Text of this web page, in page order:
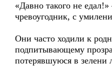
«Давно такого не
чревоугодник, с
Они часто ходили к
подпитывающему
потерявшуюся в зелени